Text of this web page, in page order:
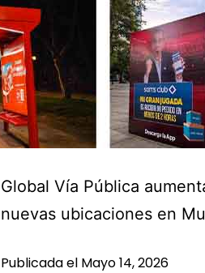
Global Vía Pública
nuevas ubicaciones en
Publicada el Mayo 14, 2026